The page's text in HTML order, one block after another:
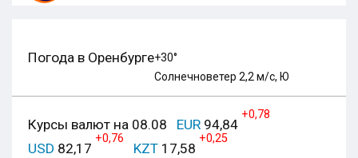
Погода в Оренбурге+30°
Солнечноветер 2,2 м/с, Ю
Курсы валют на 08.08 EUR 94,84
+0,78
USD 82,17
+0,76
KZT 17,58
+0,25